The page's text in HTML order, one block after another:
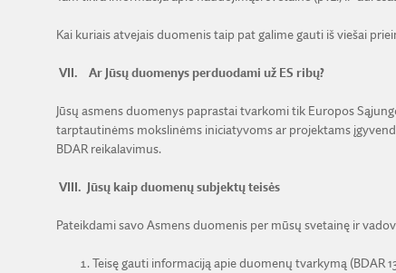
Kai kuriais atvejais duomenis taip pat galime gauti iš viešai
VII. Ar Jūsų duomenys perduodami už ES ribų?
Jūsų asmens duomenys paprastai tvarkomi tik Europos
tarptautinėms mokslinėms iniciatyvoms ar projektams
BDAR reikalavimus.
VIII. Jūsų kaip duomenų subjektų teisės
Pateikdami savo Asmens duomenis per mūsų svetainę ir
Teisę gauti informaciją apie duomenų tvarkymą (BDAR